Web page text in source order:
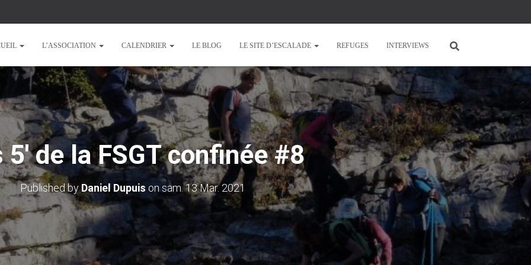
L’ASSOCIATION CALENDRIER LE BLOG LE SITE D’ESCALADE REFUGES INTERVIEWS
5′ de la FSGT confinée #8
Published by Daniel Dupuis on sam. 13 Mar. 2021